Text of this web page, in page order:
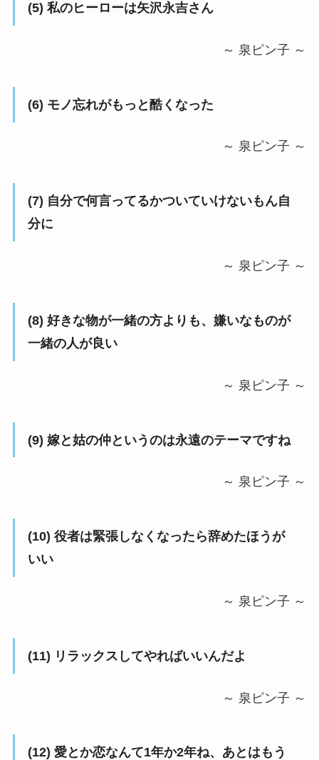
(5) 私のヒーローは矢沢永吉さん
～ 泉ピン子 ～
(6) モノ忘れがもっと酷くなった
～ 泉ピン子 ～
(7) 自分で何言ってるかついていけないもん自
分に
～ 泉ピン子 ～
(8) 好きな物が一緒の方よりも、嫌いなものが
一緒の人が良い
～ 泉ピン子 ～
(9) 嫁と姑の仲というのは永遠のテーマですね
～ 泉ピン子 ～
(10) 役者は緊張しなくなったら辞めたほうが
いい
～ 泉ピン子 ～
(11) リラックスしてやればいいんだよ
～ 泉ピン子 ～
(12) 愛とか恋なんて1年か2年ね、あとはもう